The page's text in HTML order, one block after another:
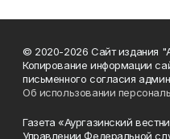
© 2020-2026 Сайт издания
Копирование информации
письменного согласия
Об использовании
Газета «Аургазинский
Управлении Федеральной